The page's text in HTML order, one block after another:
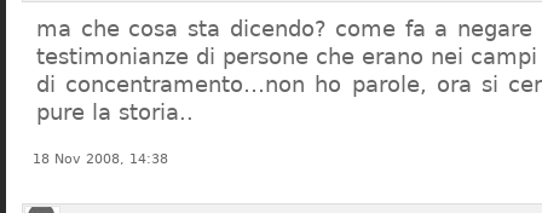
ma che cosa sta dicendo? come fa a
testimonianze di persone che erano nei campi
di concentramento…non ho parole, ora si
pure la storia..
18 Nov 2008, 14:38